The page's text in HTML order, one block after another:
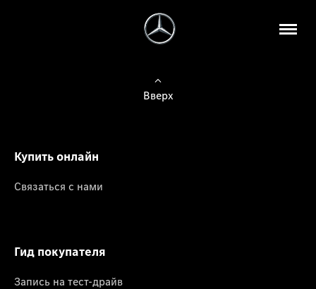
Вверх
Купить онлайн
Связаться с нами
Гид покупателя
Запись на тест-драйв